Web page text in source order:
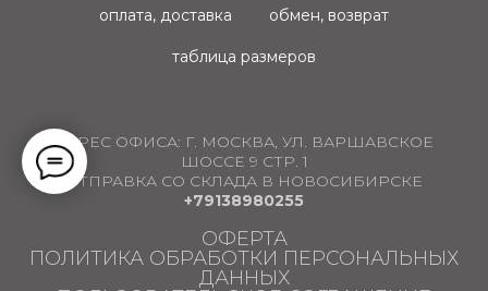
оплата, доставка обмен, возврат
таблица размеров
АДРЕС ОФИСА: Г. МОСКВА, УЛ. ВАРШАВСКОЕ
ШОССЕ 9 СТР. 1
ОТПРАВКА СО СКЛАДА В НОВОСИБИРСКЕ
+79138980255
ОФЕРТА
ПОЛИТИКА ОБРАБОТКИ ПЕРСОНАЛЬНЫХ
ДАННЫХ